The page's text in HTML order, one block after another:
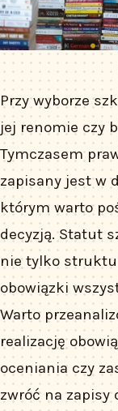
Przy wyborze
jej renomie czy
Tymczasem
zapisany jest w
którym warto
decyzją. Statut
nie tylko
obowiązki
Warto
realizację
oceniania czy
zwróć na zapisy